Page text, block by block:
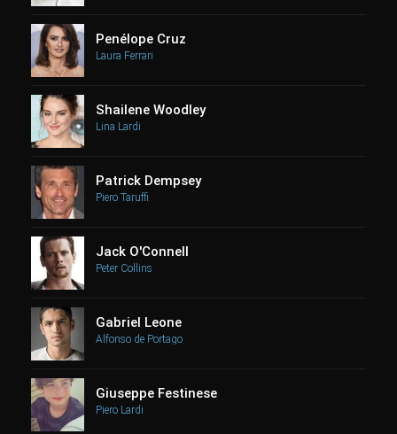
Penélope Cruz
Laura Ferrari
Shailene Woodley
Lina Lardi
Patrick Dempsey
Piero Taruffi
Jack O'Connell
Peter Collins
Gabriel Leone
Alfonso de Portago
Giuseppe Festinese
Piero Lardi